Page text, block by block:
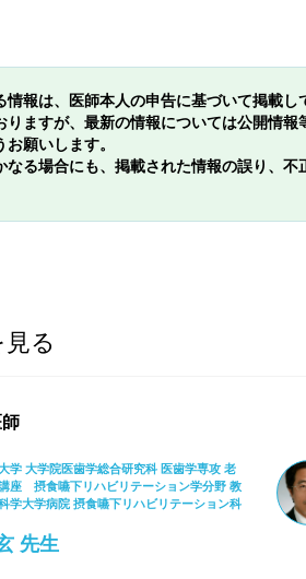
情報は、医師本人の申告に基づいて掲載
りますが、最新の情報については公開情
願いします。
なる場合にも、掲載された情報の誤り、
る
学 大学院医歯学総合研究科 医歯学専攻 老
座 摂食嚥下リハビリテーション学分野 教
学大学病院 摂食嚥下リハビリテーション科
先生